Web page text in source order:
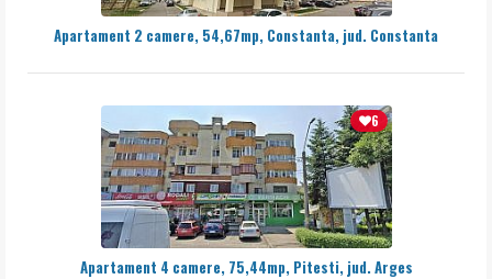
Apartament 2 camere, 54,67mp, Constanta, jud. Constanta
6
Apartament 4 camere, 75,44mp, Pitesti, jud. Arges